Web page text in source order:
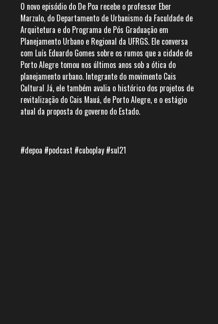
O novo episódio do De Poa recebe o professor Eber
Marzulo, do Departamento de Urbanismo da Faculdade de
Arquitetura e do Programa de Pós Graduação em
Planejamento Urbano e Regional da UFRGS. Ele conversa
com Luís Eduardo Gomes sobre os rumos que a cidade de
Porto Alegre tomou nos últimos anos sob a ótica do
planejamento urbano. Integrante do movimento Cais
Cultural Já, ele também avalia o histórico dos projetos de
revitalização do Cais Mauá, de Porto Alegre, e o estágio
atual da proposta do governo do Estado.
#depoa #podcast #cuboplay #sul21